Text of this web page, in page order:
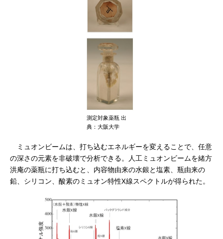
測定対象薬瓶 出
典：大阪大学
ミュオンビームは、打ち込むエネルギーを変えることで、任意
の深さの元素を非破壊で分析できる。人工ミュオンビームを緒方
洪庵の薬瓶に打ち込むと、内容物由来の水銀と塩素、瓶由来の
鉛、シリコン、酸素のミュオン特性X線スペクトルが得られた。